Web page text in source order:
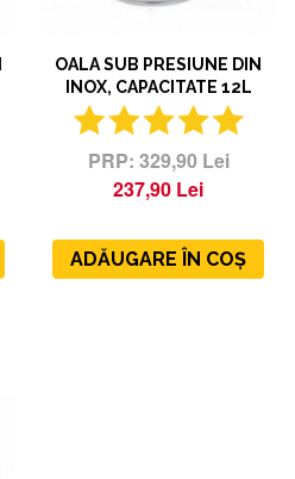
OALA SUB PRESIUNE DIN
INOX, CAPACITATE 12L
329,90 Lei
237,90 Lei
ADĂUGARE ÎN COȘ